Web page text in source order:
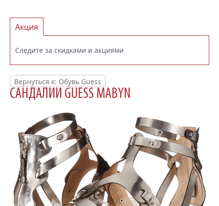
Акция
Следите за скидками и акциями
Вернуться к: Обувь Guess
САНДАЛИИ GUESS MABYN